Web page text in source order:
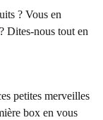
? Vous en
? Dites-nous tout en
petites merveilles
box en vous